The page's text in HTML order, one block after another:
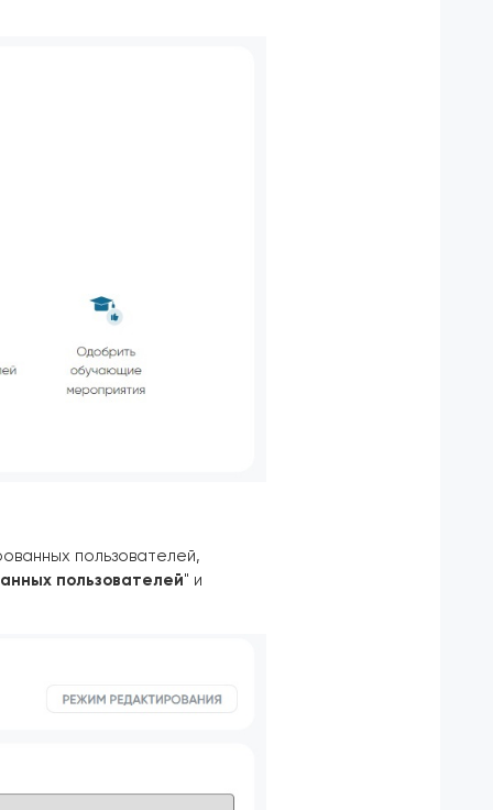
пользователей,
пользователей" и